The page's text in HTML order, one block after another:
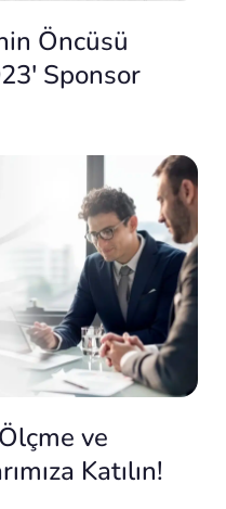
Öncüsü
Sponsor
ve
Katılın!